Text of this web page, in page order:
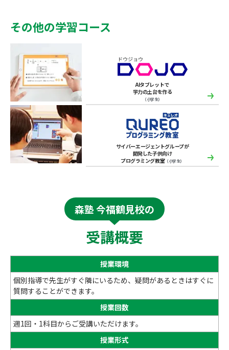
その他の学習コース
AIタブレットで
学力の土台を作る
（小学生）
サイバーエージェントグループが
開発した子供向け
プログラミング教室（小学生）
森塾 今福鶴見校の
受講概要
授業環境
個別指導で先生がすぐ隣にいるため、疑問があるときはすぐに
質問することができます。
授業回数
週1回・1科目からご受講いただけます。
授業形式